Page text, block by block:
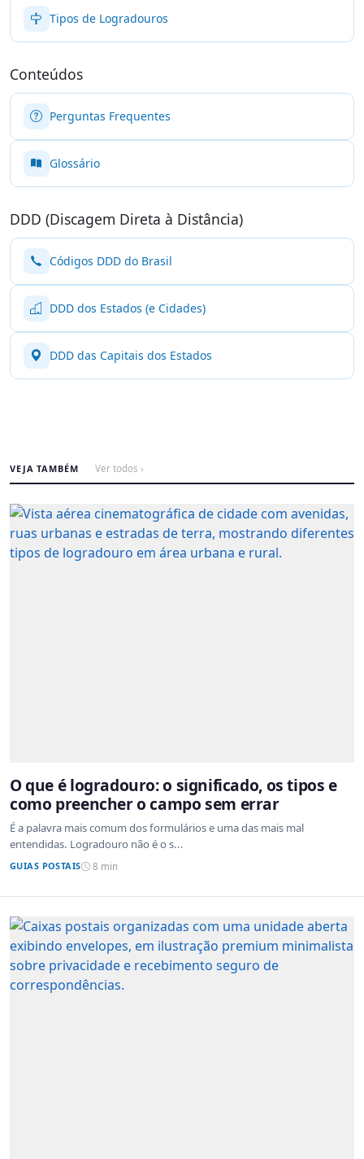
Tipos de Logradouros
Conteúdos
Perguntas Frequentes
Glossário
DDD (Discagem Direta à Distância)
Códigos DDD do Brasil
DDD dos Estados (e Cidades)
DDD das Capitais dos Estados
VEJA TAMBÉM Ver todos ›
O que é logradouro: o significado, os tipos e
como preencher o campo sem errar
É a palavra mais comum dos formulários e uma das mais mal
entendidas. Logradouro não é o s...
GUIAS POSTAIS 8 min